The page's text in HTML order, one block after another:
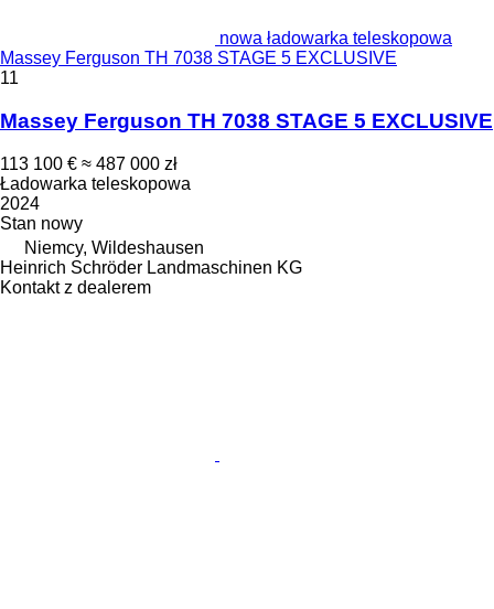
nowa ładowarka teleskopowa
Massey Ferguson TH 7038 STAGE 5 EXCLUSIVE
11
Massey Ferguson TH 7038 STAGE 5 EXCLUSIVE
113 100 € ≈ 487 000 zł
Ładowarka teleskopowa
2024
Stan nowy
Niemcy, Wildeshausen
Heinrich Schröder Landmaschinen KG
Kontakt z dealerem